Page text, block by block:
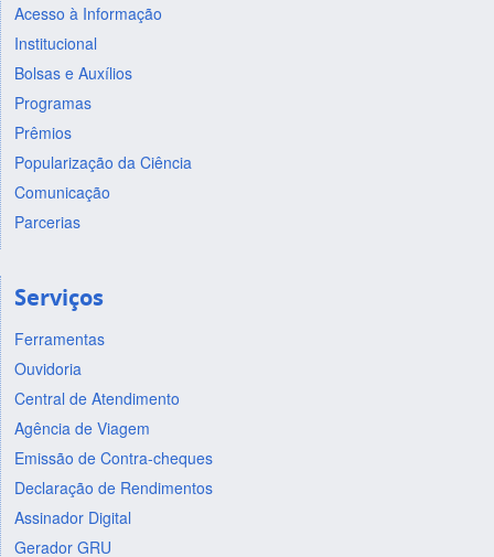
Acesso à Informação
Institucional
Bolsas e Auxílios
Programas
Prêmios
Popularização da Ciência
Comunicação
Parcerias
Serviços
Ferramentas
Ouvidoria
Central de Atendimento
Agência de Viagem
Emissão de Contra-cheques
Declaração de Rendimentos
Assinador Digital
Gerador GRU